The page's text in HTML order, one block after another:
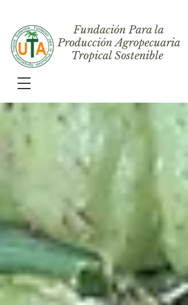
Fundación Para la
Producción Agropecuaria
Tropical Sostenible